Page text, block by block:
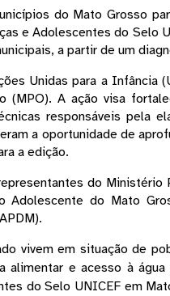
do Mato Grosso
e Adolescentes do
a partir de um
Unidas para a
(MPO). A ação visa
responsáveis pela
a oportunidade de
a edição.
do
do Mato
vivem em situação de
alimentar e acesso à
do Selo UNICEF em